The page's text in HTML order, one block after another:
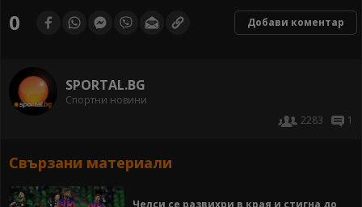
0 Добави коментар
SPORTAL.BG
Спортни новини
2283
1
Свързани материали
Челси се развихри в края и стигна до